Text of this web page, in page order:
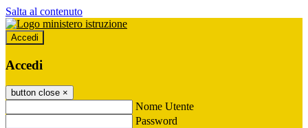
Salta al contenuto
Accedi
Accedi
button close ×
Nome Utente
Password